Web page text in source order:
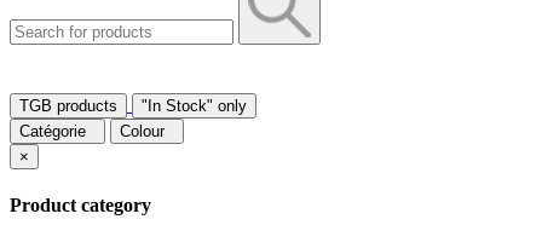
TGB products
"In Stock" only
Catégorie
Colour
×
Product category